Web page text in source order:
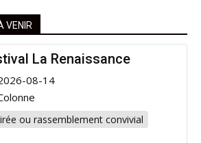
VENIR
La Renaissance
08-14
ou rassemblement convivial